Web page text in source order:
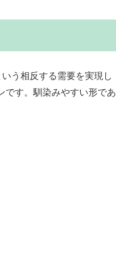
う相反する需要を実現し
です。馴染みやすい形であ